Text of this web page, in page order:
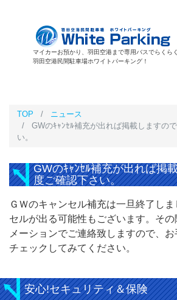
マイカーお預かり、羽田空港まで専用バスでらくら
羽田空港民間駐車場ホワイトパーキング！
TOP
ニュース
GWのｷｬﾝｾﾙ補充が出れば掲載しますの
い。
GWのｷｬﾝｾﾙ補充が出れば掲
度ご確認下さい。
ＧＷのキャンセル補充は一旦終了し
セルが出る可能性もございます。そ
メーションでご連絡致しますので、
チェックしてみてください。
安心!セキュリティ＆保険